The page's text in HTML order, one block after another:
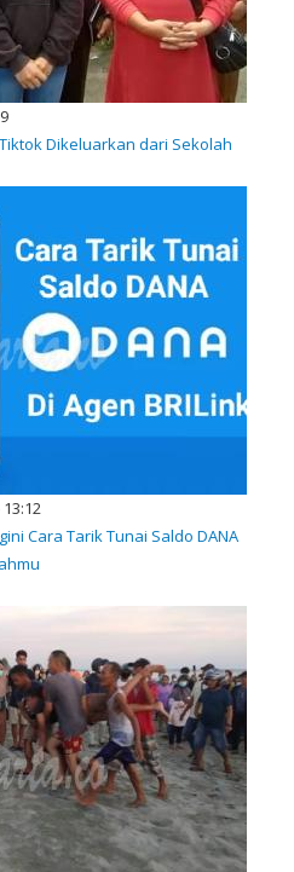
Dikeluarkan dari Sekolah
Cara Tarik Tunai Saldo DANA